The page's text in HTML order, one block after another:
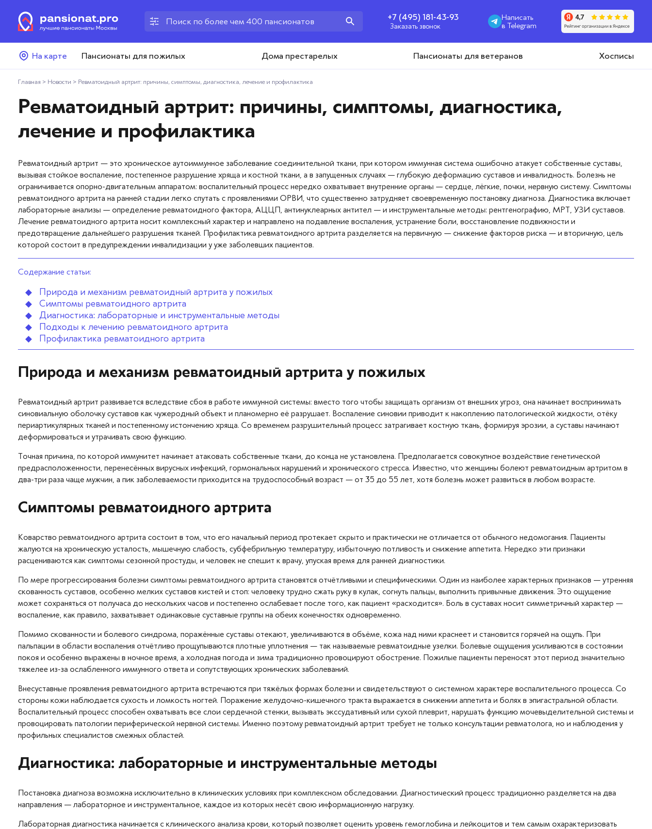
+7 (495) 181-43-93
Заказать звонок
Написать
в Telegram
На карте Пансионаты для пожилых Дома престарелых Пансионаты для ветеранов Хосписы
Пансионаты для пожилых
Дома престарелых
Добавить пансионат
Отзывы
Вопросы — ответы
Новости
Контакты
Заказать звонок
Главная > Новости > Ревматоидный артрит: причины, симптомы, диагностика, лечение и профилактика
Ревматоидный артрит: причины, симптомы, диагностика,
лечение и профилактика
Ревматоидный артрит — это хроническое аутоиммунное заболевание соединительной ткани, при котором иммунная система ошибочно атакует собственные суставы,
вызывая стойкое воспаление, постепенное разрушение хряща и костной ткани, а в запущенных случаях — глубокую деформацию суставов и инвалидность. Болезнь не
ограничивается опорно-двигательным аппаратом: воспалительный процесс нередко охватывает внутренние органы — сердце, лёгкие, почки, нервную систему. Симптомы
ревматоидного артрита на ранней стадии легко спутать с проявлениями ОРВИ, что существенно затрудняет своевременную постановку диагноза. Диагностика включает
лабораторные анализы — определение ревматоидного фактора, АЦЦП, антинуклеарных антител — и инструментальные методы: рентгенографию, МРТ, УЗИ суставов.
Лечение ревматоидного артрита носит комплексный характер и направлено на подавление воспаления, устранение боли, восстановление подвижности и
предотвращение дальнейшего разрушения тканей. Профилактика ревматоидного артрита разделяется на первичную — снижение факторов риска — и вторичную, цель
которой состоит в предупреждении инвалидизации у уже заболевших пациентов.
Содержание статьи:
Природа и механизм ревматоидный артрита у пожилых
Симптомы ревматоидного артрита
Диагностика: лабораторные и инструментальные методы
Подходы к лечению ревматоидного артрита
Профилактика ревматоидного артрита
Природа и механизм ревматоидный артрита у пожилых
Ревматоидный артрит развивается вследствие сбоя в работе иммунной системы: вместо того чтобы защищать организм от внешних угроз, она начинает воспринимать
синовиальную оболочку суставов как чужеродный объект и планомерно её разрушает. Воспаление синовии приводит к накоплению патологической жидкости, отёку
периартикулярных тканей и постепенному истончению хряща. Со временем разрушительный процесс затрагивает костную ткань, формируя эрозии, а суставы начинают
деформироваться и утрачивать свою функцию.
Точная причина, по которой иммунитет начинает атаковать собственные ткани, до конца не установлена. Предполагается совокупное воздействие генетической
предрасположенности, перенесённых вирусных инфекций, гормональных нарушений и хронического стресса. Известно, что женщины болеют ревматоидным артритом в
два-три раза чаще мужчин, а пик заболеваемости приходится на трудоспособный возраст — от 35 до 55 лет, хотя болезнь может развиться в любом возрасте.
Симптомы ревматоидного артрита
Коварство ревматоидного артрита состоит в том, что его начальный период протекает скрыто и практически не отличается от обычного недомогания. Пациенты
жалуются на хроническую усталость, мышечную слабость, субфебрильную температуру, избыточную потливость и снижение аппетита. Нередко эти признаки
расцениваются как симптомы сезонной простуды, и человек не спешит к врачу, упуская время для ранней диагностики.
По мере прогрессирования болезни симптомы ревматоидного артрита становятся отчётливыми и специфическими. Один из наиболее характерных признаков — утренняя
скованность суставов, особенно мелких суставов кистей и стоп: человеку трудно сжать руку в кулак, согнуть пальцы, выполнить привычные движения. Это ощущение
может сохраняться от получаса до нескольких часов и постепенно ослабевает после того, как пациент «расходится». Боль в суставах носит симметричный характер —
воспаление, как правило, захватывает одинаковые суставные группы на обеих конечностях одновременно.
Помимо скованности и болевого синдрома, поражённые суставы отекают, увеличиваются в объёме, кожа над ними краснеет и становится горячей на ощупь. При
пальпации в области воспаления отчётливо прощупываются плотные уплотнения — так называемые ревматоидные узелки. Болевые ощущения усиливаются в состоянии
покоя и особенно выражены в ночное время, а холодная погода и зима традиционно провоцируют обострение. Пожилые пациенты переносят этот период значительно
тяжелее из-за ослабленного иммунного ответа и сопутствующих хронических заболеваний.
Внесуставные проявления ревматоидного артрита встречаются при тяжёлых формах болезни и свидетельствуют о системном характере воспалительного процесса. Со
стороны кожи наблюдается сухость и ломкость ногтей. Поражение желудочно-кишечного тракта выражается в снижении аппетита и болях в эпигастральной области.
Воспалительный процесс способен охватывать все слои сердечной стенки, вызывать экссудативный или сухой плеврит, нарушать функцию мочевыделительной системы и
провоцировать патологии периферической нервной системы. Именно поэтому ревматоидный артрит требует не только консультации ревматолога, но и наблюдения у
профильных специалистов смежных областей.
Диагностика: лабораторные и инструментальные методы
Постановка диагноза возможна исключительно в клинических условиях при комплексном обследовании. Диагностический процесс традиционно разделяется на два
направления — лабораторное и инструментальное, каждое из которых несёт свою информационную нагрузку.​
Лабораторная диагностика начинается с клинического анализа крови, который позволяет оценить уровень гемоглобина и лейкоцитов и тем самым охарактеризовать